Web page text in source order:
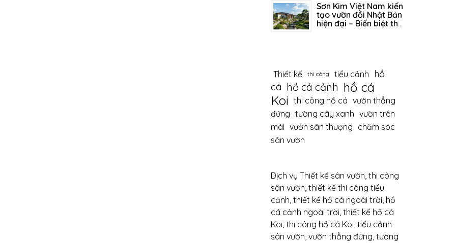
Sơn Kim Việt Nam kiến
tạo vườn đồi Nhật Bản
hiện đại – Biến biệt thự
Thiết kế thi công tiểu cảnh hồ
cá hồ cá cảnh hồ cá
Koi thi công hồ cá vườn thẳng
đứng tường cây xanh vườn trên
mái vườn sân thượng chăm sóc
sân vườn
Dịch vụ Thiết kế sân vườn, thi công
sân vườn, thiết kế thi công tiểu
cảnh, thiết kế hồ cá ngoài trời, hồ
cá cảnh ngoài trời, thiết kế hồ cá
Koi, thi công hồ cá Koi, tiểu cảnh
sân vườn, vườn thẳng đứng, tường